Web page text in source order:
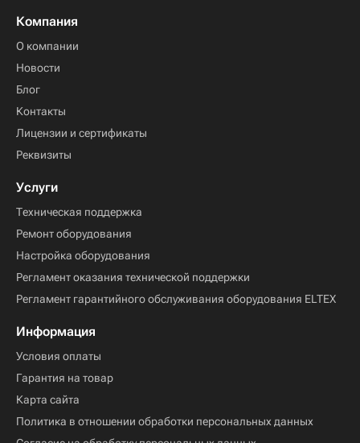
Компания
О компании
Новости
Блог
Контакты
Лицензии и сертификаты
Реквизиты
Услуги
Техническая поддержка
Ремонт оборудования
Настройка оборудования
Регламент оказания технической поддержки
Регламент гарантийного обслуживания оборудования ELTEX
Информация
Условия оплаты
Гарантия на товар
Карта сайта
Политика в отношении обработки персональных данных